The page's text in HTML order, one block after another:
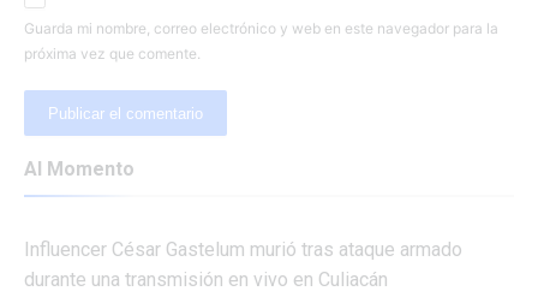
Guarda mi nombre, correo electrónico y web en este navegador para la
próxima vez que comente.
Al Momento
Influencer César Gastelum murió tras ataque armado
durante una transmisión en vivo en Culiacán